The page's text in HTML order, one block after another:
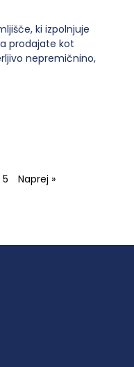
ki izpolnjuje
prodajate kot
nepremičnino,
5 Naprej »